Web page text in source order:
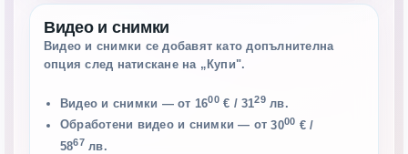
Видео и снимки
Видео и снимки се добавят като допълнителна
опция след натискане на „Купи".
Видео и снимки — от 1600 € / 3129лв.
Обработени видео и снимки — от3000 €/
5867 лв.